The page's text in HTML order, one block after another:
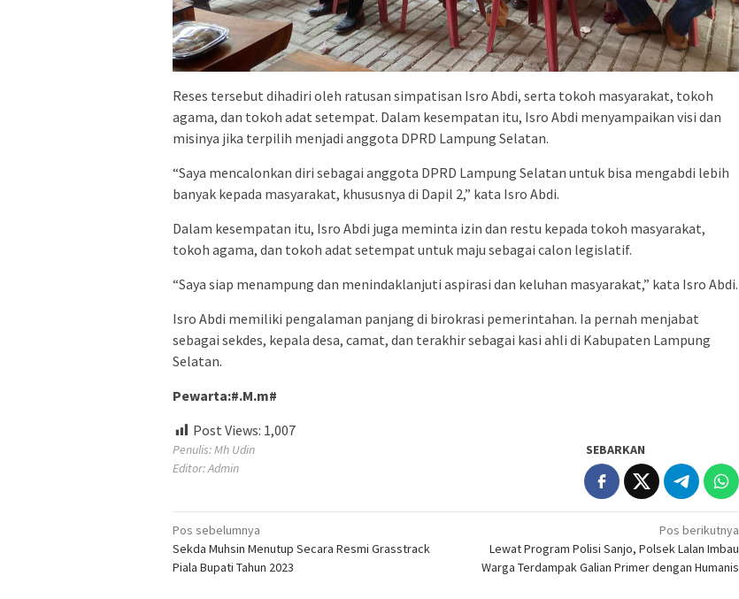
Reses tersebut dihadiri oleh ratusan simpatisan Isro Abdi, serta tokoh masyarakat, tokoh
agama, dan tokoh adat setempat. Dalam kesempatan itu, Isro Abdi menyampaikan visi dan
misinya jika terpilih menjadi anggota DPRD Lampung Selatan.
“Saya mencalonkan diri sebagai anggota DPRD Lampung Selatan untuk bisa mengabdi lebih
banyak kepada masyarakat, khususnya di Dapil 2,” kata Isro Abdi.
Dalam kesempatan itu, Isro Abdi juga meminta izin dan restu kepada tokoh masyarakat,
tokoh agama, dan tokoh adat setempat untuk maju sebagai calon legislatif.
“Saya siap menampung dan menindaklanjuti aspirasi dan keluhan masyarakat,” kata Isro Abdi.
Isro Abdi memiliki pengalaman panjang di birokrasi pemerintahan. Ia pernah menjabat
sebagai sekdes, kepala desa, camat, dan terakhir sebagai kasi ahli di Kabupaten Lampung
Selatan.
Pewarta:#.M.m#
Post Views: 1,007
Penulis: Mh Udin
Editor: Admin
SEBARKAN
Navigasi
pos
Pos sebelumnya
Sekda Muhsin Menutup Secara Resmi Grasstrack
Piala Bupati Tahun 2023
Pos berikutnya
Lewat Program Polisi Sanjo, Polsek Lalan Imbau
Warga Terdampak Galian Primer dengan Humanis